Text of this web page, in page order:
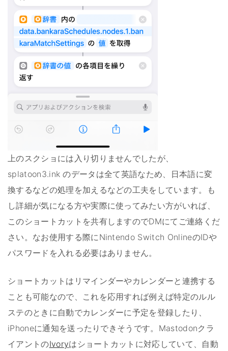
上のスクショには入り切りませんでしたが、
splatoon3.ink のデータは全て英語なため、日本語に変
換するなどの処理を加えるなどの工夫をしています。も
し詳細が気になる方や実際に使ってみたい方がいれば、
このショートカットを共有しますのでDMにてご連絡くだ
さい。なお使用する際にNintendo Switch OnlineのIDや
パスワードを入れる必要はありません。
ショートカットはリマインダーやカレンダーと連携する
ことも可能なので、これを応用すれば例えば特定のルル
ステのときに自動でカレンダーに予定を登録したり、
iPhoneに通知を送ったりできそうです。Mastodonクラ
イアントのIvoryはショートカットに対応していて、自動